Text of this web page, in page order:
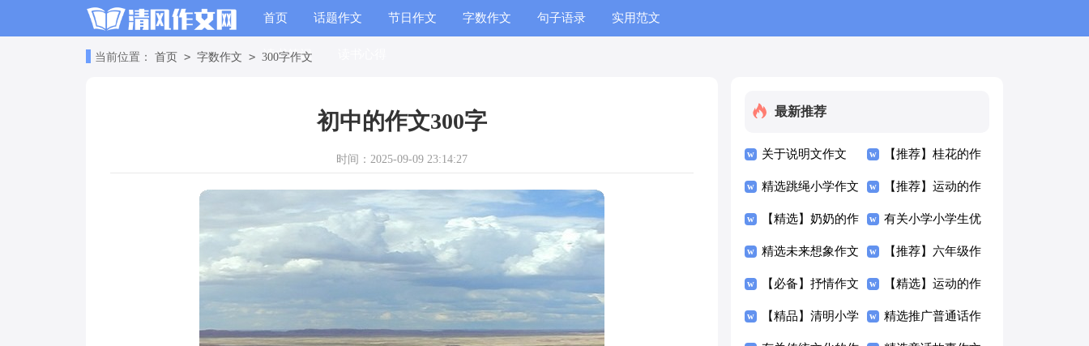
首页 话题作文 节日作文 字数作文 句子语录 实用范文
读书笔记
当前位置： 首页 > 字数作文 > 300字作文
初中的作文300字
时间：2025-09-09 23:14:27
最新推荐
关于说明文作文
300字锦集七篇
【推荐】桂花的作
文300字四篇
精选跳绳小学作文
300字四篇
【推荐】运动的作
文300字汇总5篇
【精选】奶奶的作
文300字三篇
有关小学小学生优
秀作文300字汇编7
篇
精选未来想象作文
300字四篇
【推荐】六年级作
文300字汇编8篇
【必备】抒情作文
300字四篇
【精选】运动的作
文300字汇编六篇
【精品】清明小学 精选推广普通话作